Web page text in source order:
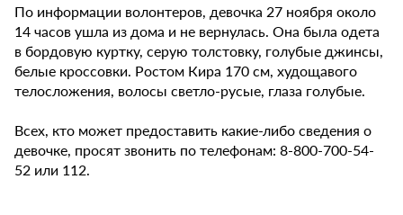
По информации волонтеров, девочка 27 ноября около
14 часов ушла из дома и не вернулась. Она была одета
в бордовую куртку, серую толстовку, голубые джинсы,
белые кроссовки. Ростом Кира 170 см, худощавого
телосложения, волосы светло-русые, глаза голубые.
Всех, кто может предоставить какие-либо сведения о
девочке, просят звонить по телефонам: 8-800-700-54-
52 или 112.